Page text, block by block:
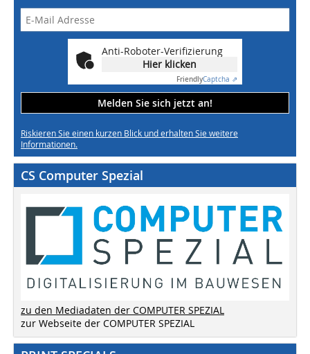
Anti-Roboter-Verifizierung
Hier klicken
FriendlyCaptcha ⇗
Melden Sie sich jetzt an!
Riskieren Sie einen kurzen Blick und erhalten Sie weitere
Informationen.
CS Computer Spezial
zu den Mediadaten der COMPUTER SPEZIAL
zur Webseite der COMPUTER SPEZIAL